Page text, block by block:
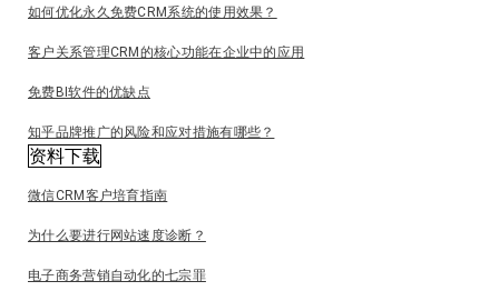
如何优化永久免费CRM系统的使用效果？
客户关系管理CRM的核心功能在企业中的应用
免费BI软件的优缺点
知乎品牌推广的风险和应对措施有哪些？
资料下载
微信CRM客户培育指南
为什么要进行网站速度诊断？
电子商务营销自动化的七宗罪